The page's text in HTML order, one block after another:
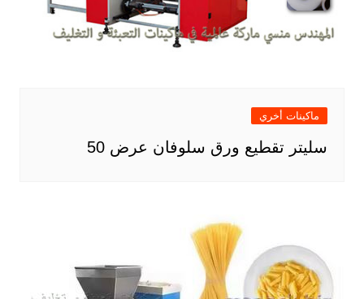
ماكينات أخري
سليتر تقطيع ورق سلوفان عرض 50